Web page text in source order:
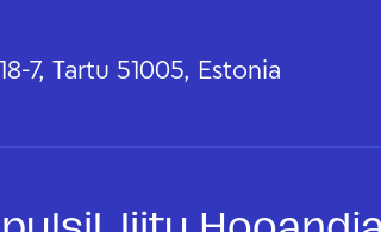
7, Tartu 51005, Estonia